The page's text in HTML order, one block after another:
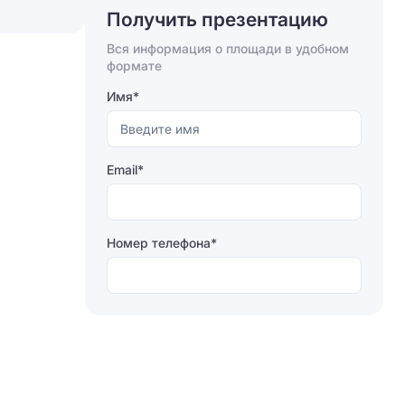
Отправляя форму, вы соглашаетесь на
Отправить
Получить презентацию
Вся информация о площади в удобном
формате
Имя*
Email*
Номер телефона*